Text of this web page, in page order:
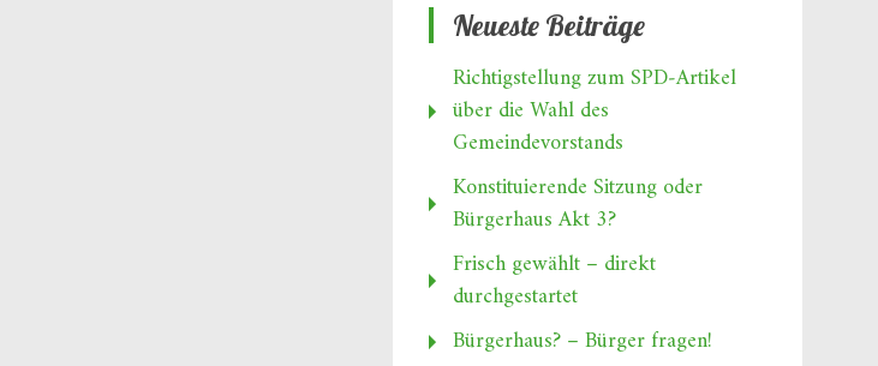
Neueste Beiträge
Richtigstellung zum SPD‑Artikel
über die Wahl des
Gemeindevorstands
Konstituierende Sitzung oder
Bürgerhaus Akt 3?
Frisch gewählt – direkt
durchgestartet
Bürgerhaus? – Bürger fragen!